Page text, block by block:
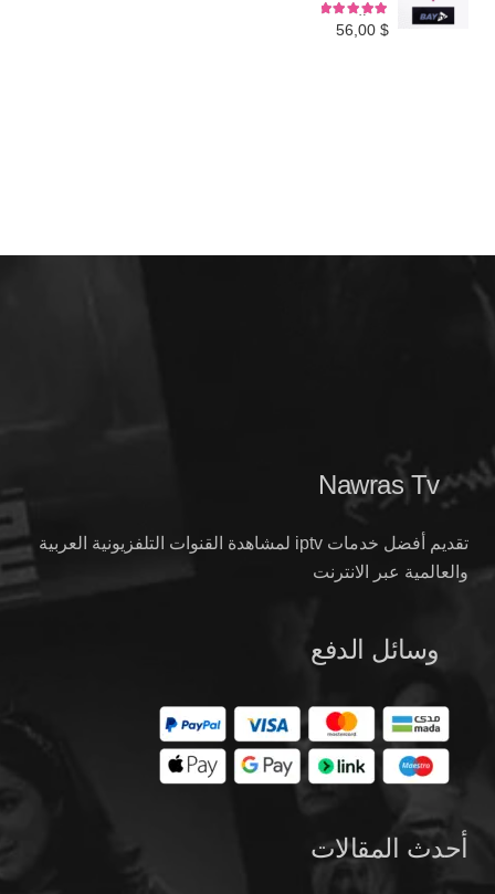
$ 45,00.
تم التقييم
$
Nawras Tv
تقديم أفضل خدمات iptv لمشاهدة القنوات التلفزيونية العربية
والعالمية عبر الانترنت
وسائل الدفع
أحدث المقالات